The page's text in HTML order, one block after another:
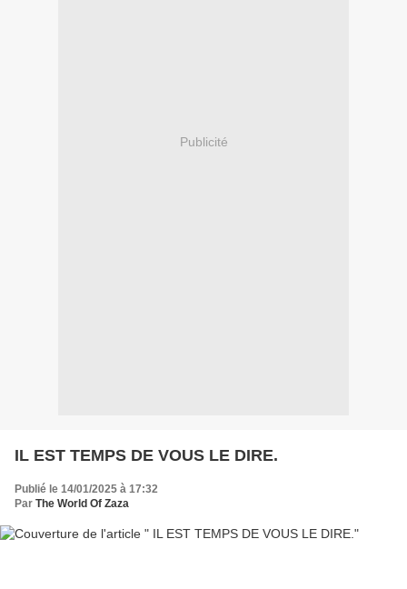
Publicité
IL EST TEMPS DE VOUS LE DIRE.
Publié le 14/01/2025 à 17:32
Par The World Of Zaza